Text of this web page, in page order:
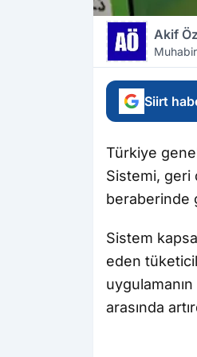
Akif
Muhabir
Siirt
Türkiye
Sistemi, geri
beraberinde
Sistem
eden
uygulamanın
arasında